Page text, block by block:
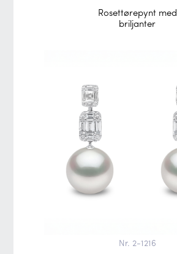
Rosettørepynt med
briljanter
Nr. 2-1216